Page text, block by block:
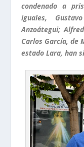
condenado a
iguales,
Anzoátegui;
Carlos García, de
estado Lara, han